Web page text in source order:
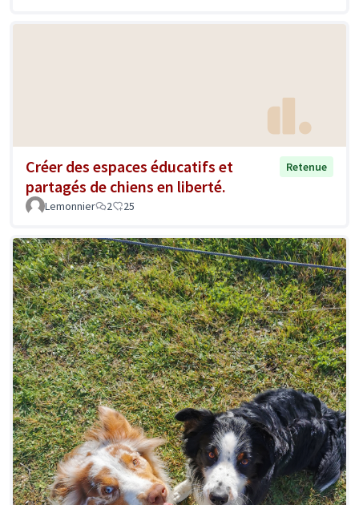
Créer des espaces éducatifs et
partagés de chiens en liberté.
Retenue
Lemonnier 2 25